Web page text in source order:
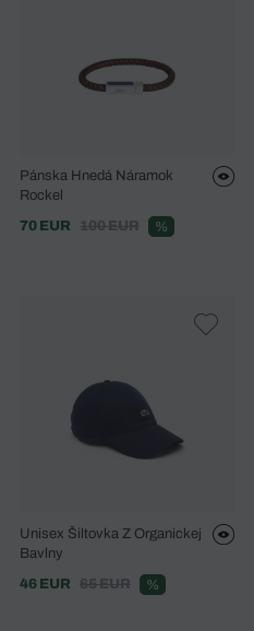
Pánska Hnedá Náramok
Rockel
70 EUR
100 EUR %
Unisex Šiltovka Z Organickej
Bavlny
46 EUR
65 EUR %